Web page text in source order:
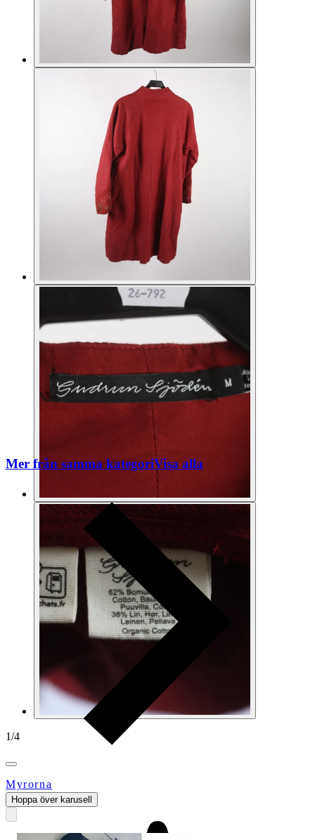
1/4
Myrorna
Mer från samma kategoriVisa alla
Hoppa över karusell